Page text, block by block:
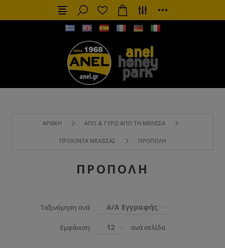
ΑΡΧΙΚΉ ΑΠΌ & ΓΎΡΩ ΑΠΌ ΤΗ ΜΈΛΙΣΣΑ
ΠΡΟΙΌΝΤΑ ΜΈΛΙΣΣΑΣ ΠΡΌΠΟΛΗ
ΠΡΌΠΟΛΗ
Ταξινόμηση ανά Α/Α Εγγραφής
Εμφάνιση 12 ανά σελίδα